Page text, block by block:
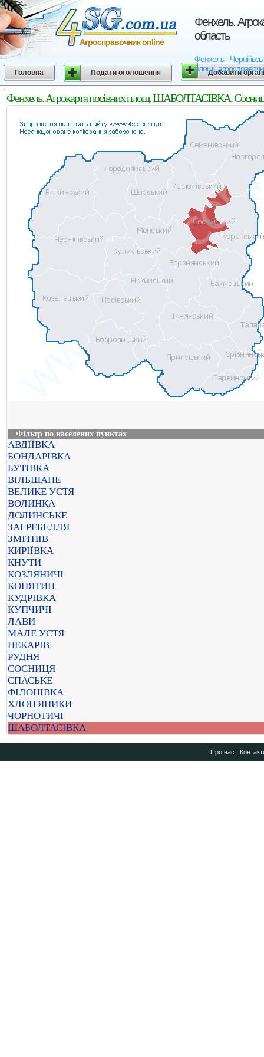
Фенхель.
область
Фенхель -
площі,
Агросправочник online
Головна Подати оголошення Добавити
Фенхель. Агрокарта посівних площ. ШАБОЛТАСІВКА.
Фільтр по населених пунктах
АВДІЇВКА
БОНДАРІВКА
БУТІВКА
ВІЛЬШАНЕ
ВЕЛИКЕ УСТЯ
ВОЛИНКА
ДОЛИНСЬКЕ
ЗАГРЕБЕЛЛЯ
ЗМІТНІВ
КИРІЇВКА
КНУТИ
КОЗЛЯНИЧІ
КОНЯТИН
КУДРІВКА
КУПЧИЧІ
ЛАВИ
МАЛЕ УСТЯ
ПЕКАРІВ
РУДНЯ
СОСНИЦЯ
СПАСЬКЕ
ФІЛОНІВКА
ХЛОП'ЯНИКИ
ЧОРНОТИЧІ
ШАБОЛТАСІВКА
Про нас |